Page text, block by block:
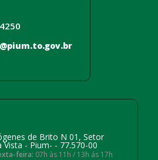
de Brito N 01, Setor
- Pium- - 77.570-00
feira: 07h às 11h / 13h ás 17h